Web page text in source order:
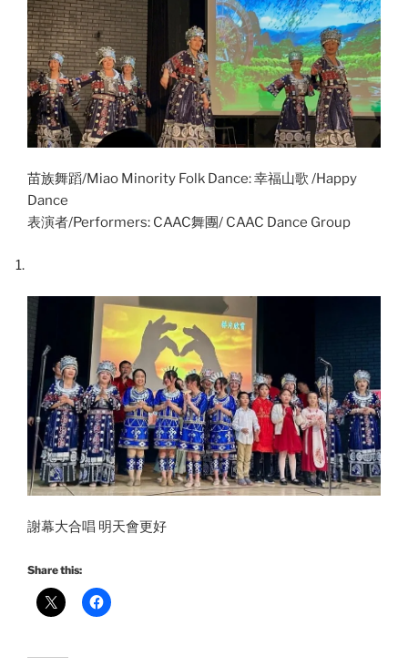
苗族舞蹈/Miao Minority Folk Dance: 幸福山歌 /Happy
Dance
表演者/Performers: CAAC舞團/ CAAC Dance Group
謝幕大合唱 明天會更好
Share this: